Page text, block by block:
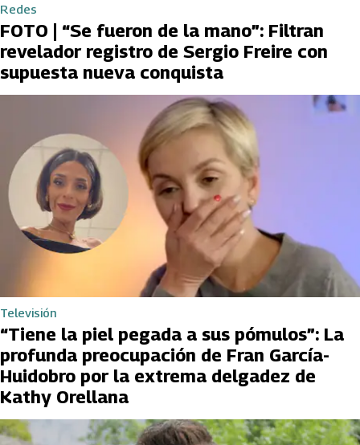
Redes
FOTO | “Se fueron de la mano”: Filtran
revelador registro de Sergio Freire con
supuesta nueva conquista
Televisión
“Tiene la piel pegada a sus pómulos”: La
profunda preocupación de Fran García-
Huidobro por la extrema delgadez de
Kathy Orellana